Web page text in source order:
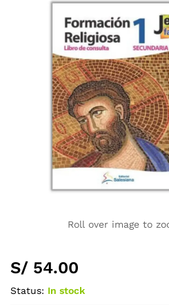
Roll over image to
S/ 54.00
Status: In stock